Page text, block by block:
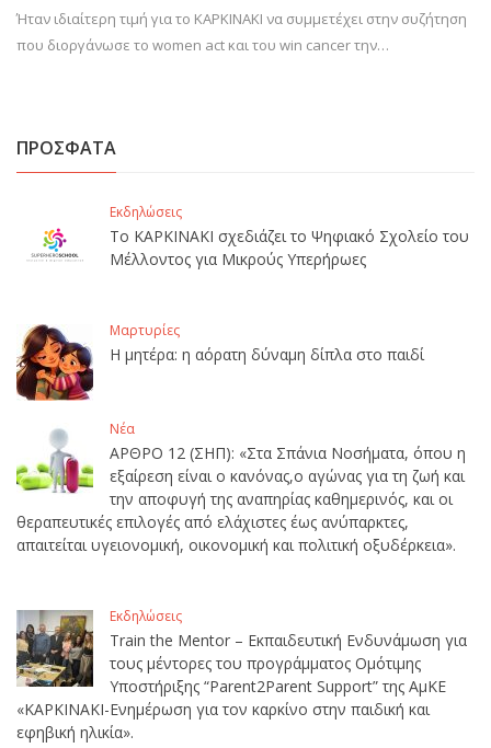
Ήταν ιδιαίτερη τιμή για το ΚΑΡΚΙΝΑΚΙ να συμμετέχει στην συζήτηση
που διοργάνωσε το women act και του win cancer την…
ΠΡΟΣΦΑΤΑ
Εκδηλώσεις
Το ΚΑΡΚΙΝΑΚΙ σχεδιάζει το Ψηφιακό Σχολείο του
Μέλλοντος για Μικρούς Υπερήρωες
Μαρτυρίες
Η μητέρα: η αόρατη δύναμη δίπλα στο παιδί
Νέα
ΑΡΘΡΟ 12 (ΣΗΠ): «Στα Σπάνια Νοσήματα, όπου η
εξαίρεση είναι ο κανόνας,ο αγώνας για τη ζωή και
την αποφυγή της αναπηρίας καθημερινός, και οι
θεραπευτικές επιλογές από ελάχιστες έως ανύπαρκτες,
απαιτείται υγειονομική, οικονομική και πολιτική οξυδέρκεια».
Εκδηλώσεις
Train the Mentor – Εκπαιδευτική Ενδυνάμωση για
τους μέντορες του προγράμματος Ομότιμης
Υποστήριξης “Parent2Parent Support” της ΑμΚΕ
«ΚΑΡΚΙΝΑΚΙ-Ενημέρωση για τον καρκίνο στην παιδική και
εφηβική ηλικία».